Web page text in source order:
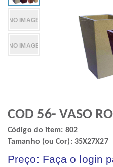
COD 56- VASO
Código do item: 802
Tamanho (ou Cor): 35X27X27
Preço: Faça o login